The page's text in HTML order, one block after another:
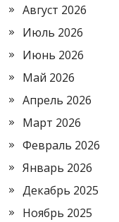
Август 2026
Июль 2026
Июнь 2026
Май 2026
Апрель 2026
Март 2026
Февраль 2026
Январь 2026
Декабрь 2025
Ноябрь 2025